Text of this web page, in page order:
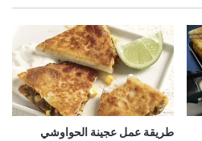
طريقة عمل عجينة الحواوشي